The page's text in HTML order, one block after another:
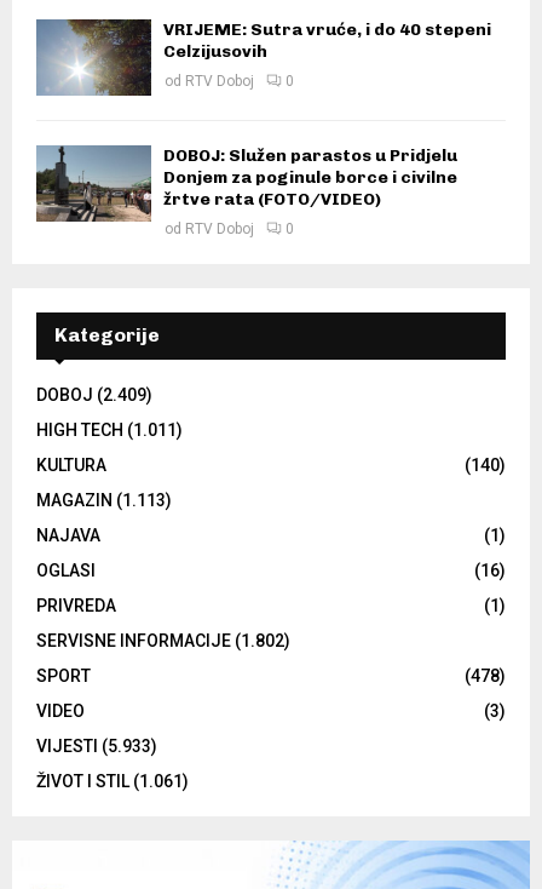
VRIJEME: Sutra vruće, i do 40 stepeni
Celzijusovih
od RTV Doboj 0
DOBOJ: Služen parastos u Pridjelu
Donjem za poginule borce i civilne
žrtve rata (FOTO/VIDEO)
od RTV Doboj 0
Kategorije
DOBOJ (2.409)
HIGH TECH (1.011)
KULTURA
(140)
MAGAZIN (1.113)
NAJAVA
(1)
OGLASI
(16)
PRIVREDA
(1)
SERVISNE INFORMACIJE (1.802)
SPORT
(478)
VIDEO
(3)
VIJESTI (5.933)
ŽIVOT I STIL (1.061)